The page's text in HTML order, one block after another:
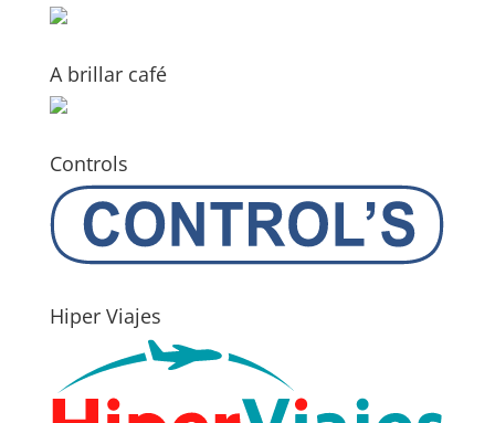
A brillar café
Controls
Hiper Viajes